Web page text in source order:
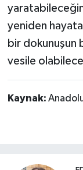
yeniden hayata
bir dokunuşun
vesile
Kaynak: